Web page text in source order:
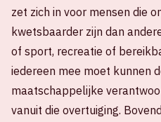
zet zich in voor mensen die
kwetsbaarder zijn dan
of sport, recreatie of
iedereen mee moet kunnen
maatschappelijke
vanuit die overtuiging.